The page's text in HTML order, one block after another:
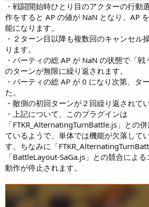
・戦闘開始時ひとり目のアクターの行動
作をすると AP の値が NaN となり、AP
能になります。
・２ターン目以降も複数回のキャンセル
ります。
・パーティの総 AP が NaN の状態で「
のターンが無限に繰り返されます。
・パーティの総 AP が 0 になり次第、タ
た。
・敵側の初回ターンが２回繰り返されてい
・上記について、このプラグインは
「FTKR_AlternatingTurnBattle.js」との
ているようで、単体では機能が欠落して
す。ちなみに「
「BattleLayout-SaGa.js」との競合によ
動作が停止されます。